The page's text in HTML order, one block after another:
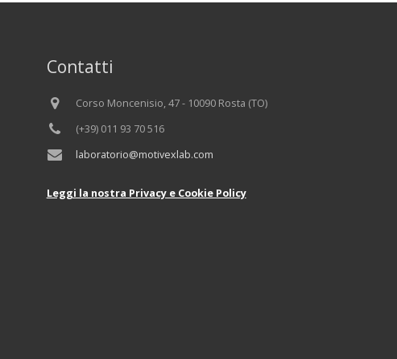
Contatti
Corso Moncenisio, 47 - 10090 Rosta (TO)
(+39) 011 93 70 516
laboratorio@motivexlab.com
Leggi la nostra Privacy e Cookie Policy